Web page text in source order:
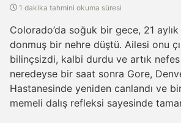
1 dakika tahmini okuma süresi
Colorado’da soğuk bir gece, 21
donmuş bir nehre düştü. Ailesi onu
bilinçsizdi, kalbi durdu ve artık nefes
neredeyse bir saat sonra Gore,
Hastanesinde yeniden canlandı ve
memeli dalış refleksi sayesinde